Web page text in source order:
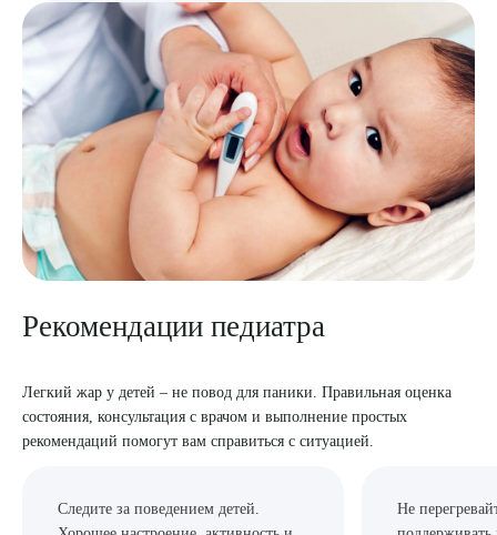
Рекомендации педиатра
Легкий жар у детей – не повод для паники. Правильная оценка
состояния, консультация с врачом и выполнение простых
рекомендаций помогут вам справиться с ситуацией.
Следите за поведением детей.
Не
ОТПРАВИТЬ
Я даю согласие наобработку персональных данных
ПОДТВЕРДИТЬ